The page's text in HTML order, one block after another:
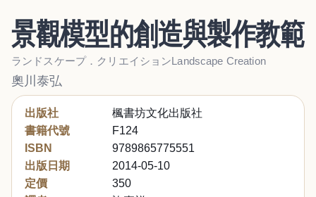
景觀模型的創造與製作教範
ランドスケープ．クリエイションLandscape Creation
奧川泰弘
出版社
楓書坊文化出版社
書籍代號
F124
ISBN
9789865775551
出版日期
2014-05-10
定價
350